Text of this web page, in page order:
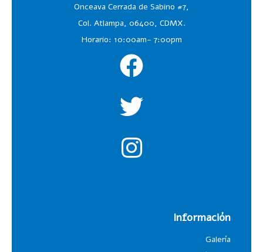
Onceava Cerrada de Sabino #7,
Col. Atlampa, 06400, CDMX.
Horario: 10:00am- 7:00pm
Información
Galería